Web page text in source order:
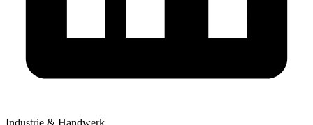
Industrie & Handwerk